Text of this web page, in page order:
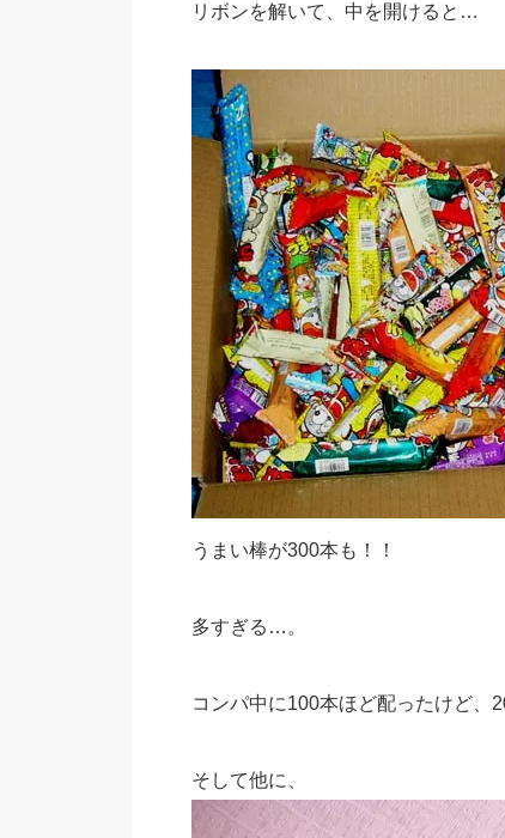
リボンを解いて、中を開けると…
うまい棒が300本も！！
多すぎる…。
コンパ中に100本ほど配ったけど
そして他に、